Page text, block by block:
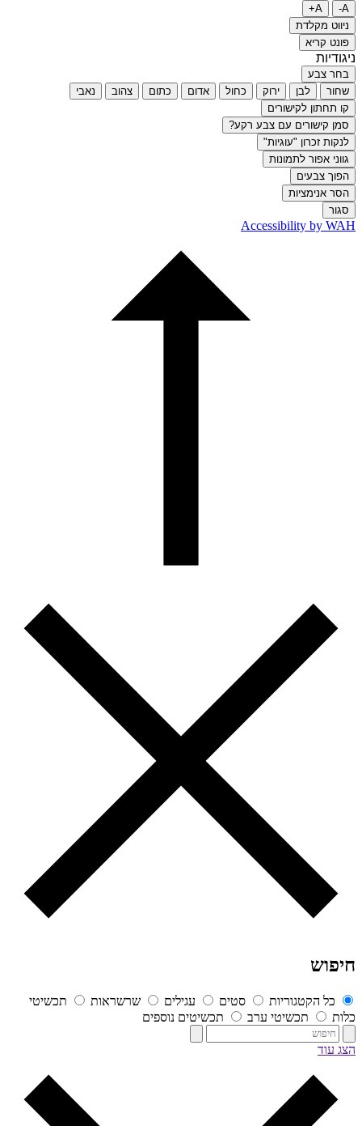
A-
A+
ניווט מקלדת
פונט קריא
ניגודיות
בחר צבע
שחור
לבן ירוק כחול אדום כתום צהוב
נאבי
קו תחתון לקישורים
סמן קישורים עם צבע רקע?
לנקות זכרון "עוגיות"
גווני אפור לתמונות
הפוך צבעים
הסר אנימציות
סגור
Accessibility by WAH
חיפוש
כל הקטגוריות סטים עגילים שרשראות
תכשיטי
כלות
תכשיטי ערב תכשיטים נוספים
הצג עוד